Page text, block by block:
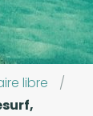
libre
/